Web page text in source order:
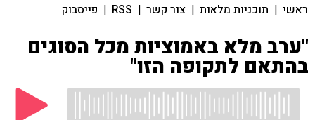
ראשי | תוכניות מלאות | צור קשר |
RSS
| פייסבוק
"ערב מלא באמוציות מכל הסוגים
בהתאם לתקופה הזו"